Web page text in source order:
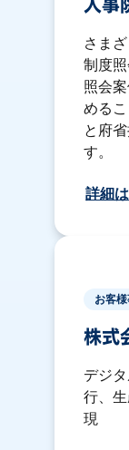
人事
さま
制度
照会
める
と府
す。
詳細
お客
株式
デジ
行、
現